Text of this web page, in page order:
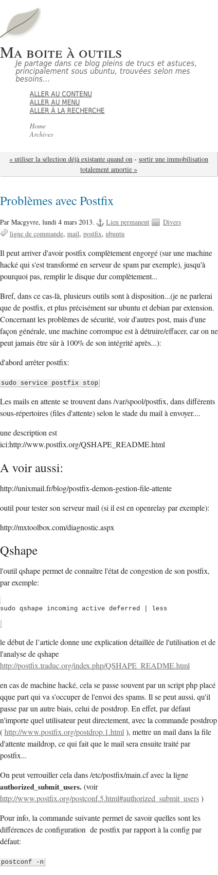
Ma boite à outils
Je partage dans ce blog pleins de trucs et astuces,
principalement sous ubuntu, trouvées selon mes
besoins...
ALLER AU CONTENU
ALLER AU MENU
ALLER À LA RECHERCHE
Home
Archives
« utiliser la sélection déjà existante quand on - sortir une immobilisation
totalement amortie »
Problèmes avec Postfix
Par Macgyvre, lundi 4 mars 2013. Lien permanent
Divers
ligne de commande mail postfix ubuntu
Il peut arriver d'avoir postfix complètement engorgé (sur une machine
hacké qui s'est transformé en serveur de spam par exemple), jusqu'à
pourquoi pas, remplir le disque dur complètement...
Bref, dans ce cas-là, plusieurs outils sont à disposition...(je ne parlerai
que de postfix, et plus précisément sur ubuntu et debian par extension.
Concernant les problèmes de sécurité, voir d'autres post, mais d'une
façon générale, une machine corrompue est à détruire/effacer, car on ne
peut jamais être sûr à 100% de son intégrité après...):
d'abord arrêter postfix:
sudo service postfix stop
Les mails en attente se trouvent dans /var/spool/postfix, dans différents
sous-répertoires (files d'attente) selon le stade du mail à envoyer....
une description est
ici:http://www.postfix.org/QSHAPE_README.html
A voir aussi:
http://unixmail.fr/blog/postfix-demon-gestion-file-attente
outil pour tester son serveur mail (si il est en openrelay par exemple):
http://mxtoolbox.com/diagnostic.aspx
Qshape
l'outil qshape permet de connaître l'état de congestion de son postfix,
par exemple:
sudo qshape incoming active deferred | less
le début de l’article donne une explication détaillée de l'utilisation et de
l'analyse de qshape
http://postfix.traduc.org/index.php/QSHAPE_README.html
en cas de machine hacké, cela se passe souvent par un script php placé
qque part qui va s'occuper de l'envoi des spams. Il se peut aussi, qu'il
passe par un autre biais, celui de postdrop. En effet, par défaut
n'importe quel utilisateur peut directement, avec la commande postdrop
(http://www.postfix.org/postdrop.1.html), mettre un mail dans la file
d'attente maildrop, ce qui fait que le mail sera ensuite traité par
postfix...
On peut verrouiller cela dans /etc/postfix/main.cf avec la ligne
authorized_submit_users. (voir
http://www.postfix.org/postconf.5.html#authorized_submit_users)
Pour info, la commande suivante permet de savoir quelles sont les
différences de configuration de postfix par rapport à la config par
défaut:
postconf -n